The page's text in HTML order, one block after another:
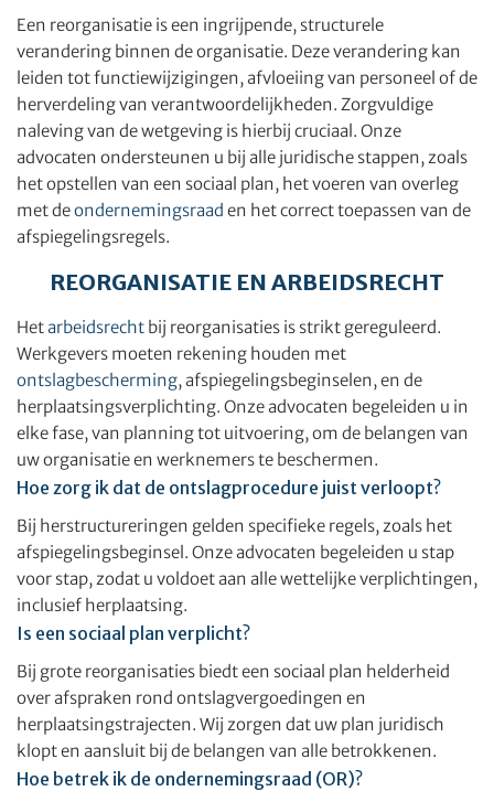
Een reorganisatie is een ingrijpende, structurele
verandering binnen de organisatie. Deze verandering kan
leiden tot functiewijzigingen, afvloeiing van personeel of de
herverdeling van verantwoordelijkheden. Zorgvuldige
naleving van de wetgeving is hierbij cruciaal. Onze
advocaten ondersteunen u bij alle juridische stappen, zoals
het opstellen van een sociaal plan, het voeren van overleg
met deondernemingsraad en het correct toepassen van de
afspiegelingsregels.
REORGANISATIE EN ARBEIDSRECHT
Hetarbeidsrecht bij reorganisaties is strikt gereguleerd.
Werkgevers moeten rekening houden met
ontslagbescherming, afspiegelingsbeginselen, en de
herplaatsingsverplichting. Onze advocaten begeleiden u in
elke fase, van planning tot uitvoering, om de belangen van
uw organisatie en werknemers te beschermen.
Hoe zorg ik dat de ontslagprocedure juist verloopt?
Bij herstructureringen gelden specifieke regels, zoals het
afspiegelingsbeginsel. Onze advocaten begeleiden u stap
voor stap, zodat u voldoet aan alle wettelijke verplichtingen,
inclusief herplaatsing.
Is een sociaal plan verplicht?
Bij grote reorganisaties biedt een sociaal plan helderheid
over afspraken rond ontslagvergoedingen en
herplaatsingstrajecten. Wij zorgen dat uw plan juridisch
klopt en aansluit bij de belangen van alle betrokkenen.
Hoe betrek ik de ondernemingsraad (OR)?